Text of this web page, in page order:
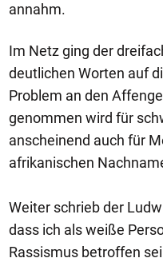
annahm.
Im Netz ging der
deutlichen Worten auf
Problem an den
genommen wird für
anscheinend auch für
afrikanischen
Weiter schrieb der
dass ich als weiße
Rassismus betroffen